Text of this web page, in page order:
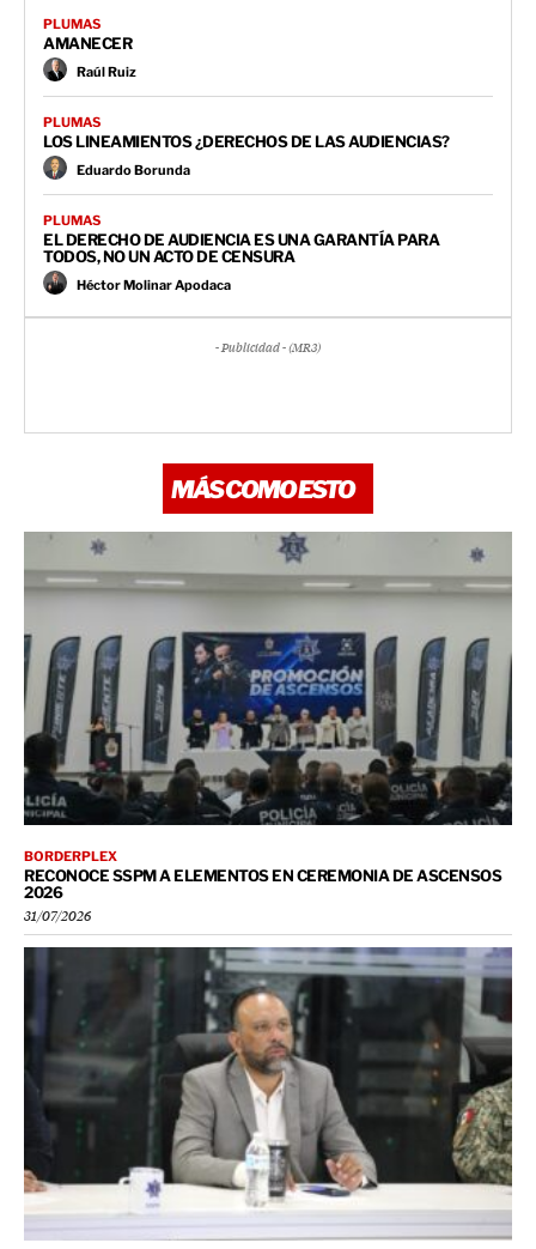
PLUMAS
AMANECER
Raúl Ruiz
PLUMAS
LOS LINEAMIENTOS ¿DERECHOS DE LAS AUDIENCIAS?
Eduardo Borunda
PLUMAS
EL DERECHO DE AUDIENCIA ES UNA GARANTÍA PARA
TODOS, NO UN ACTO DE CENSURA
Héctor Molinar Apodaca
- Publicidad - (MR3)
MÁS COMO ESTO
BORDERPLEX
RECONOCE SSPM A ELEMENTOS EN CEREMONIA DE ASCENSOS
2026
31/07/2026